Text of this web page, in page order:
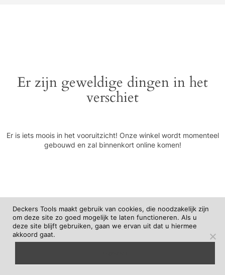
Er zijn geweldige dingen in het
verschiet
Er is iets moois in het vooruitzicht! Onze winkel wordt momenteel
gebouwd en zal binnenkort online komen!
Deckers Tools maakt gebruik van cookies, die noodzakelijk zijn
om deze site zo goed mogelijk te laten functioneren. Als u
deze site blijft gebruiken, gaan we ervan uit dat u hiermee
akkoord gaat.